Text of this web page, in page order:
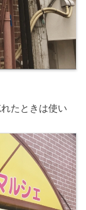
たときは使い